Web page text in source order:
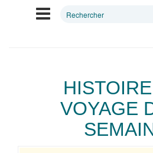
HISTOIRE
VOYAGE